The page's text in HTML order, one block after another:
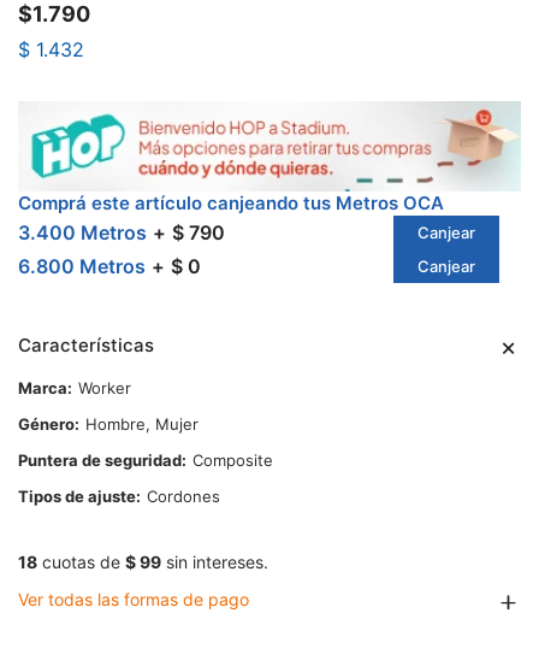
$1.790
$ 1.432
Comprá este artículo canjeando tus Metros OCA
3.400 Metros $ 790 Canjear
6.800 Metros $ 0 Canjear
Características
Marca
Worker
Género
Hombre, Mujer
Puntera de seguridad Composite
Tipos de ajuste Cordones
18 cuotas de $ 99 sin intereses.
Ver todas las formas de pago